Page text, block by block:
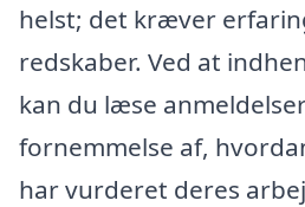
helst; det kræver
redskaber. Ved at
kan du læse
fornemmelse af,
har vurderet deres